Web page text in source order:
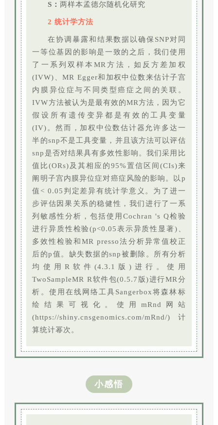
S：两样本孟德尔随机化研究
2 统计学方法
在协调暴露和结果数据以确保SNP对同
一等位基因的影响是一致的之后，我们使用
了一系列双样本MR方法，如反方差加权
(IVW)、MR Egger和加权中位数来估计子宫
内膜异位症与不同类型癌症之间的关联。
IVW方法被认为是最有效的MR方法，因为它
假设所有遗传变异都是有效的工具变量
(IV)。然而，加权中位数估计器允许多达一
半的snp不是工具变量，并且该方法可以评估
snp是否对结果具有多效性影响。我们采用比
值比(ORs)及其相应的95%置信区间(CIs)来
阐明子宫内膜异位症对癌症风险的影响。以p
值< 0.05判定差异有统计学意义。为了进一
步评估因果关系的稳健性，我们进行了一系
列敏感性分析，包括使用Cochran 's Q检验
进行异质性检验(p<0.05表示异质性显著)、
多效性检验和MR presso法分析异常值校正
后的p值。缺失数据的snp被删除。所有分析
均使用R软件(4.3.1版)进行。使用
TwoSampleMR R软件包(0.5.7版)进行MR分
析。使用在线网络工具Sangerbox将森林标
绘结果可视化。使用mRnd网站
(https://shiny.cnsgenomics.com/mRnd/)计
算统计幂次。
小感悟